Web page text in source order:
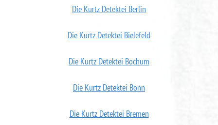
Die Kurtz Detektei Berlin
Die Kurtz Detektei Bielefeld
Die Kurtz Detektei Bochum
Die Kurtz Detektei Bonn
Die Kurtz Detektei Bremen